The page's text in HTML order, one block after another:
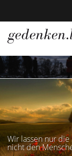
Wir lassen nur die
nicht den